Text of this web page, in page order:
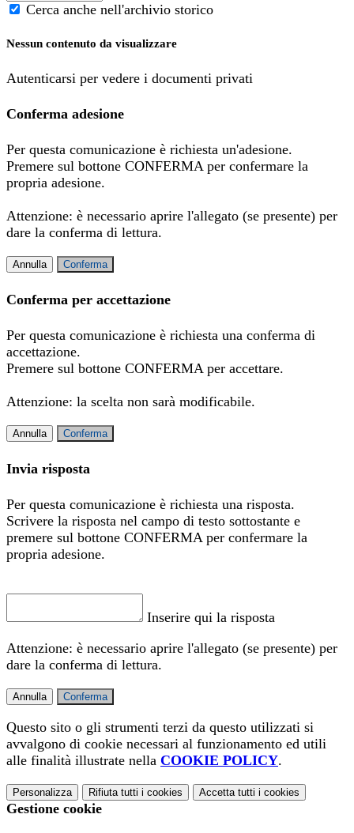
Cerca anche nell'archivio storico
Nessun contenuto da visualizzare
Autenticarsi per vedere i documenti privati
Conferma adesione
Per questa comunicazione è richiesta un'adesione.
Premere sul bottone CONFERMA per confermare la
propria adesione.
Attenzione: è necessario aprire l'allegato (se presente) per
dare la conferma di lettura.
Annulla Conferma
Conferma per accettazione
Per questa comunicazione è richiesta una conferma di
accettazione.
Premere sul bottone CONFERMA per accettare.
Attenzione: la scelta non sarà modificabile.
Annulla Conferma
Invia risposta
Per questa comunicazione è richiesta una risposta.
Scrivere la risposta nel campo di testo sottostante e
premere sul bottone CONFERMA per confermare la
propria adesione.
Inserire qui la risposta
Attenzione: è necessario aprire l'allegato (se presente) per
dare la conferma di lettura.
Annulla Conferma
Questo sito o gli strumenti terzi da questo utilizzati si
avvalgono di cookie necessari al funzionamento ed utili
alle finalità illustrate nella COOKIE POLICY.
Personalizza Rifiuta tutti i cookies Accetta tutti i cookies
Gestione cookie